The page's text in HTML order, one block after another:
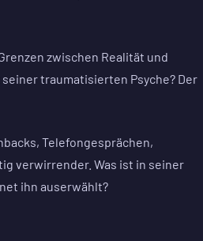
zwischen Realität und
traumatisierten Psyche? Der
Telefongesprächen,
verwirrender. Was ist in seiner
ihn auserwählt?